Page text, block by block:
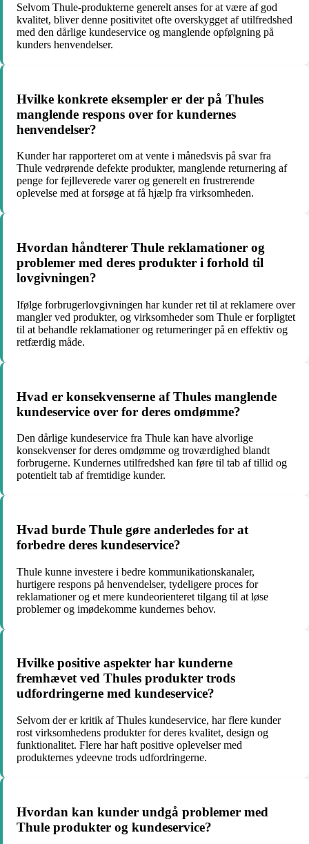
Selvom Thule-produkterne generelt anses for at være af god
kvalitet, bliver denne positivitet ofte overskygget af utilfredshed
med den dårlige kundeservice og manglende opfølgning på
kunders henvendelser.
Hvilke konkrete eksempler er der på Thules
manglende respons over for kundernes
henvendelser?
Kunder har rapporteret om at vente i månedsvis på svar fra
Thule vedrørende defekte produkter, manglende returnering af
penge for fejlleverede varer og generelt en frustrerende
oplevelse med at forsøge at få hjælp fra virksomheden.
Hvordan håndterer Thule reklamationer og
problemer med deres produkter i forhold til
lovgivningen?
Ifølge forbrugerlovgivningen har kunder ret til at reklamere over
mangler ved produkter, og virksomheder som Thule er forpligtet
til at behandle reklamationer og returneringer på en effektiv og
retfærdig måde.
Hvad er konsekvenserne af Thules manglende
kundeservice over for deres omdømme?
Den dårlige kundeservice fra Thule kan have alvorlige
konsekvenser for deres omdømme og troværdighed blandt
forbrugerne. Kundernes utilfredshed kan føre til tab af tillid og
potentielt tab af fremtidige kunder.
Hvad burde Thule gøre anderledes for at
forbedre deres kundeservice?
Thule kunne investere i bedre kommunikationskanaler,
hurtigere respons på henvendelser, tydeligere proces for
reklamationer og et mere kundeorienteret tilgang til at løse
problemer og imødekomme kundernes behov.
Hvilke positive aspekter har kunderne
fremhævet ved Thules produkter trods
udfordringerne med kundeservice?
Selvom der er kritik af Thules kundeservice, har flere kunder
rost virksomhedens produkter for deres kvalitet, design og
funktionalitet. Flere har haft positive oplevelser med
produkternes ydeevne trods udfordringerne.
Hvordan kan kunder undgå problemer med
Thule produkter og kundeservice?